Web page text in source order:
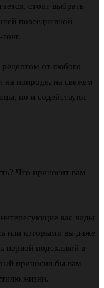
стоит выбрать
повседневной
от любого
на природе, на свежем
но и содействуют
Что приносит вам
вас виды
или которыми вы даже
первой подсказкой в
приносил бы вам
жизни.